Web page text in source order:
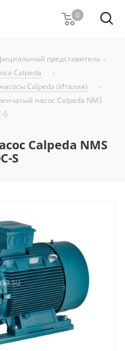
0
представитель -
Calpeda
-
Calpeda (Италия)
-
насос Calpeda NMS
S
Calpeda NMS
S